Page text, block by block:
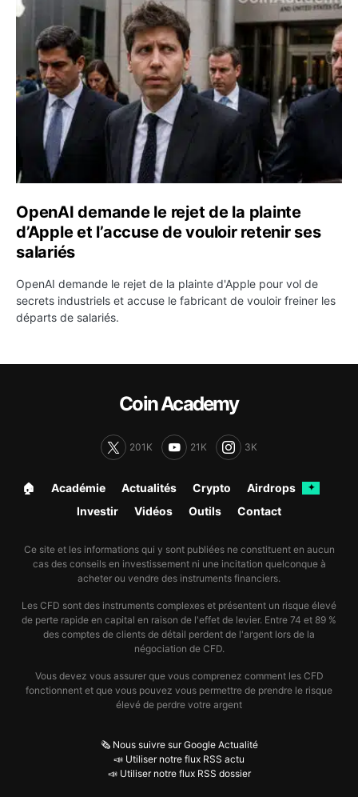
OpenAI demande le rejet de la plainte d’Apple et
OpenAI demande le rejet de la plainte
d’Apple et l’accuse de vouloir retenir ses
salariés
OpenAI demande le rejet de la plainte d'Apple pour vol de
secrets industriels et accuse le fabricant de vouloir freiner les
départs de salariés.
Coin Academy
201K 21K 3K
🏠︎ Académie Actualités Crypto Airdrops ✦
Investir Vidéos Outils Contact
Ce site et les informations qui y sont publiées ne constituent en aucun
cas des conseils en investissement ni une incitation quelconque à
acheter ou vendre des instruments financiers.
Les CFD sont des instruments complexes et présentent un risque élevé
de perte rapide en capital en raison de l'effet de levier. Entre 74 et 89 %
des comptes de clients de détail perdent de l'argent lors de la
négociation de CFD.
Vous devez vous assurer que vous comprenez comment les CFD
fonctionnent et que vous pouvez vous permettre de prendre le risque
élevé de perdre votre argent
🗞️ Nous suivre sur Google Actualité
📣 Utiliser notre flux RSS actu
📣 Utiliser notre flux RSS dossier